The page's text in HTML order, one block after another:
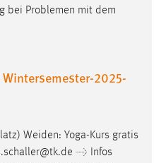
bei Problemen mit dem
Wintersemester-2025-
Weiden: Yoga-Kurs gratis
→ Infos